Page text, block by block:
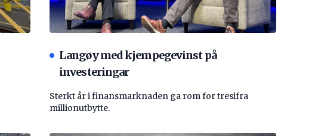
Langøy med kjempegevinst på
investeringar
Sterkt år i finansmarknaden ga rom for tresifra
millionutbytte.